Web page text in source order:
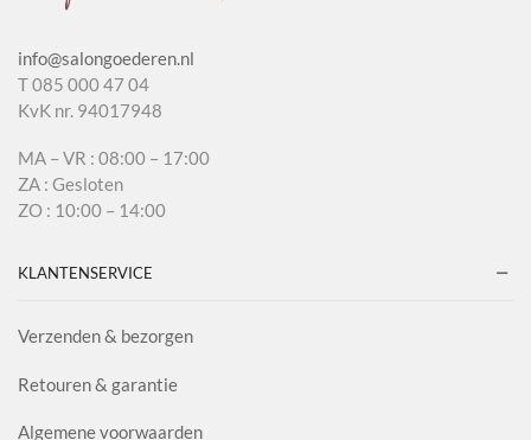
info@salongoederen.nl
T 085 000 47 04
KvK nr. 94017948
MA – VR : 08:00 – 17:00
ZA : Gesloten
ZO : 10:00 – 14:00
KLANTENSERVICE
Verzenden & bezorgen
Retouren & garantie
Algemene voorwaarden